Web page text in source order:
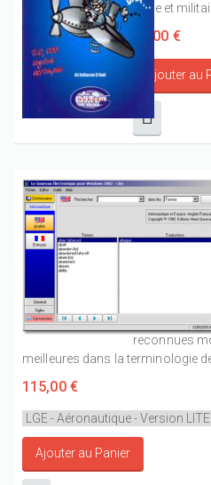
civile et
25,00 €
Le
Il permet la
directe et
100.000
Françaiset
reconnues
meilleures dans la terminologie
115,00 €